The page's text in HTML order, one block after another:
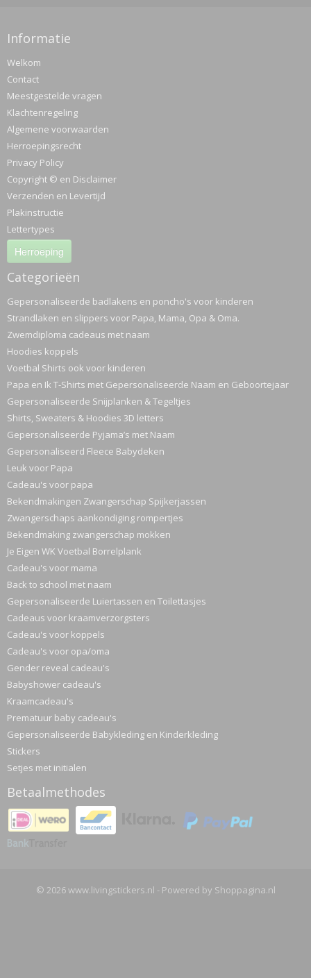
Informatie
Welkom
Contact
Meestgestelde vragen
Klachtenregeling
Algemene voorwaarden
Herroepingsrecht
Privacy Policy
Copyright © en Disclaimer
Verzenden en Levertijd
Plakinstructie
Lettertypes
Herroeping
Categorieën
Gepersonaliseerde badlakens en poncho's voor kinderen
Strandlaken en slippers voor Papa, Mama, Opa & Oma.
Zwemdiploma cadeaus met naam
Hoodies koppels
Voetbal Shirts ook voor kinderen
Papa en Ik T-Shirts met Gepersonaliseerde Naam en Geboortejaar
Gepersonaliseerde Snijplanken & Tegeltjes
Shirts, Sweaters & Hoodies 3D letters
Gepersonaliseerde Pyjama’s met Naam
Gepersonaliseerd Fleece Babydeken
Leuk voor Papa
Cadeau's voor papa
Bekendmakingen Zwangerschap Spijkerjassen
Zwangerschaps aankondiging rompertjes
Bekendmaking zwangerschap mokken
Je Eigen WK Voetbal Borrelplank
Cadeau's voor mama
Back to school met naam
Gepersonaliseerde Luiertassen en Toilettasjes
Cadeaus voor kraamverzorgsters
Cadeau's voor koppels
Cadeau's voor opa/oma
Gender reveal cadeau's
Babyshower cadeau's
Kraamcadeau's
Prematuur baby cadeau's
Gepersonaliseerde Babykleding en Kinderkleding
Stickers
Setjes met initialen
Betaalmethodes
© 2026 www.livingstickers.nl - Powered by Shoppagina.nl